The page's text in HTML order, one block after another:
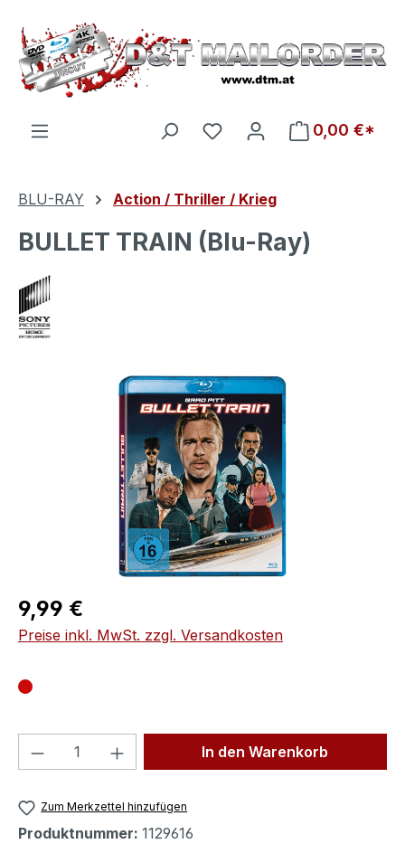
Zum Hauptinhalt springen
Du hast 0 Produkte auf
0,00 €*
BLU-RAY Action / Thriller / Krieg
BULLET TRAIN (Blu-Ray)
Bildergalerie überspringen
Regulärer Preis:
9,99 €
Preise inkl. MwSt. zzgl. Versandkosten
Produkt Anzahl: Gib denIn den Warenkorb
Zum Merkzettel hinzufügen
Produktnummer: 1129616